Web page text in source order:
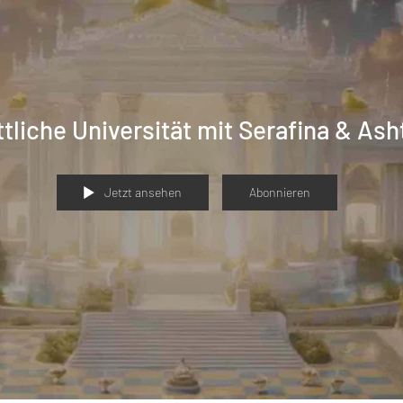
Universität mit Serafina &
Jetzt ansehen Abonnieren